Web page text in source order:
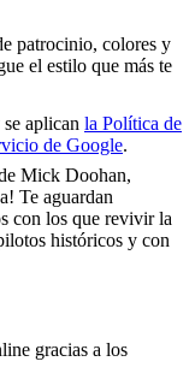
patrocinio, colores y
el estilo que más te
Mick Doohan,
Te aguardan
con los que revivir la
históricos y con
gracias a los
aplican la Política de
de Google.